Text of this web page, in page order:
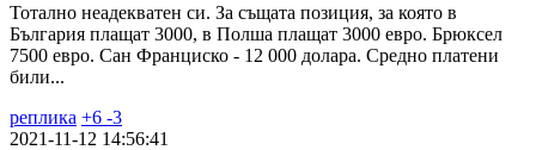
Тотално неадекватен си. За същата позиция, за която в
България плащат 3000, в Полша плащат 3000 евро. Брюксел
7500 евро. Сан Франциско - 12 000 долара. Средно платени
били...
реплика +6 -3
2021-11-12 14:56:41